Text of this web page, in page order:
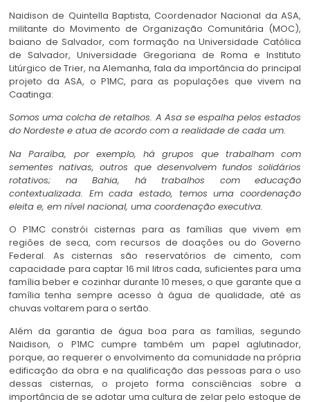
Naidison de Quintella Baptista, Coordenador Nacional da ASA,
militante do Movimento de Organização Comunitária (MOC),
baiano de Salvador, com formação na Universidade Católica
de Salvador, Universidade Gregoriana de Roma e Instituto
Litúrgico de Trier, na Alemanha, fala da importância do principal
projeto da ASA, o P1MC, para as populações que vivem na
Caatinga:
Somos uma colcha de retalhos. A Asa se espalha pelos estados
do Nordeste e atua de acordo com a realidade de cada um.
Na Paraíba, por exemplo, há grupos que trabalham com
sementes nativas, outros que desenvolvem fundos solidários
rotativos; na Bahia, há trabalhos com educação
contextualizada. Em cada estado, temos uma coordenação
eleita e, em nível nacional, uma coordenação executiva.
O P1MC constrói cisternas para as famílias que vivem em
regiões de seca, com recursos de doações ou do Governo
Federal. As cisternas são reservatórios de cimento, com
capacidade para captar 16 mil litros cada, suficientes para uma
família beber e cozinhar durante 10 meses, o que garante que a
família tenha sempre acesso à água de qualidade, até as
chuvas voltarem para o sertão.
Além da garantia de água boa para as famílias, segundo
Naidison, o P1MC cumpre também um papel aglutinador,
porque, ao requerer o envolvimento da comunidade na própria
edificação da obra e na qualificação das pessoas para o uso
dessas cisternas, o projeto forma consciências sobre a
importância de se adotar uma cultura de zelar pelo estoque de